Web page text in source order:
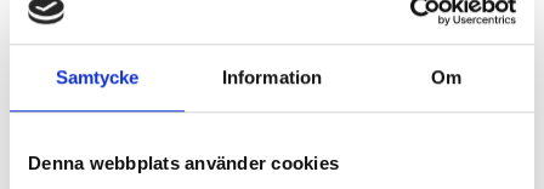
Samtycke Information Om
Denna webbplats använder cookies
-
12/FP